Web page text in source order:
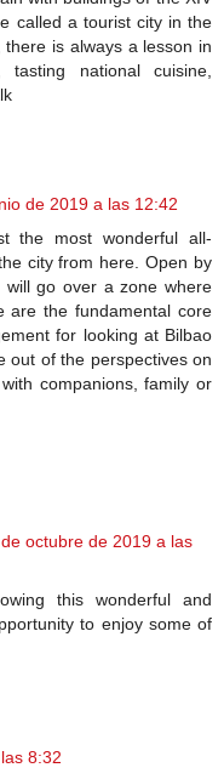
called a tourist city in the
is always a lesson in
national cuisine,
de 2019 a las 12:42
the most wonderful all-
city from here. Open by
go over a zone where
are the fundamental core
for looking at Bilbao
out of the perspectives on
companions, family or
octubre de 2019 a las
this wonderful and
to enjoy some of
8:32